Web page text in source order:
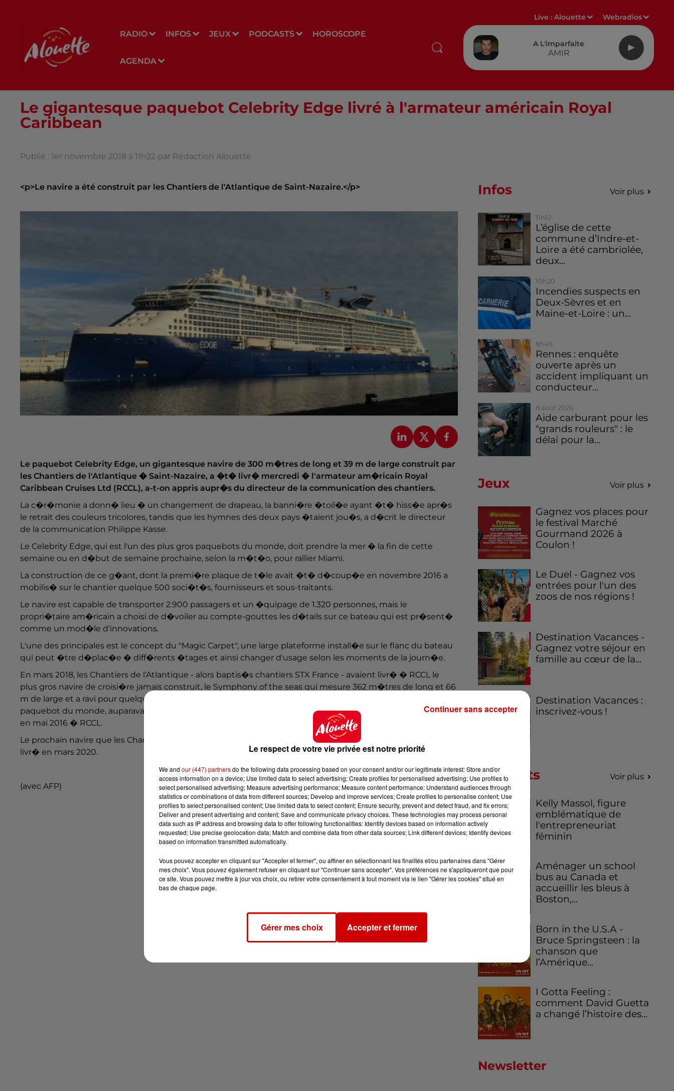
RADIO INFOS JEUX PODCASTS HOROSCOPE
AGENDA
Live :Alouette Webradios
A L'imparfaite
AMIR
Le gigantesque paquebot Celebrity Edge livré à l'armateur américain Royal
Caribbean
Publié : 1er novembre 2018 à 11h22 par Rédaction Alouette
Le paquebot Celebrity Edge, un gigantesque navire de 300 m�tres de long et 39 m de large construit par
les Chantiers de l'Atlantique � Saint-Nazaire, a �t� livr� mercredi � l'armateur am�ricain Royal
Caribbean Cruises Ltd (RCCL), a-t-on appris aupr�s du directeur de la communication des chantiers.
La c�r�monie a donn� lieu � un changement de drapeau, la banni�re �toil�e ayant �t� hiss�e apr�s
le retrait des couleurs tricolores, tandis que les hymnes des deux pays �taient jou�s, a d�crit le directeur
de la communication Philippe Kasse.
Le Celebrity Edge, qui est l'un des plus gros paquebots du monde, doit prendre la mer � la fin de cette
semaine ou en d�but de semaine prochaine, selon la m�t�o, pour rallier Miami.
La construction de ce g�ant, dont la premi�re plaque de t�le avait �t� d�coup�e en novembre 2016 a
mobilis� sur le chantier quelque 500 soci�t�s, fournisseurs et sous-traitants.
Le navire est capable de transporter 2.900 passagers et un �quipage de 1.320 personnes, mais le
propri�taire am�ricain a choisi de d�voiler au compte-gouttes les d�tails sur ce bateau qui est pr�sent�
comme un mod�le d'innovations.
L'une des principales est le concept du "Magic Carpet", une large plateforme install�e sur le flanc du bateau
qui peut �tre d�plac�e � diff�rents �tages et ainsi changer d'usage selon les moments de la journ�e.
En mars 2018, les Chantiers de l'Atlantique - alors baptis�s chantiers STX France - avaient livr� � RCCL le
plus gros navire de croisi�re jamais construit, le Symphony of the seas qui mesure 362 m�tres de long et 66
m de large et a ravi pour quelques m�tres et quelques cabines suppl�mentaires le titre du plus gros
paquebot du monde, auparavant d�tenu par son jumeau, Harmony of the seas, que STX France avait remis
en mai 2016 � RCCL.
Le prochain navire que les Chantiers de l'Atlantique pr�parent pour RCCL est le Celebrity Apex qui doit �tre
livr� en mars 2020.
(avec AFP)
Infos Voir plus
11h12
L’église de cette
commune d’Indre-et-
Loire a été cambriolée,
deux...
10h20
Incendies suspects en
Deux-Sèvres et en
Maine-et-Loire : un...
8h49
Rennes : enquête
ouverte après un
accident impliquant un
conducteur...
8 août 2026
Aide carburant pour les
"grands rouleurs" : le
délai pour la...
Jeux Voir plus
Gagnez vos places pour
le festival Marché
Gourmand 2026 à
Coulon !
Le Duel - Gagnez vos
entrées pour l'un des
zoos de nos régions !
Destination Vacances -
Gagnez votre séjour en
famille au cœur de la...
Destination Vacances :
inscrivez-vous !
Podcasts Voir plus
Kelly Massol, figure
emblématique de
l'entrepreneuriat
féminin
Aménager un school
bus au Canada et
accueillir les bleus à
Boston,...
Born in the U.S.A -
Bruce Springsteen : la
chanson que
l’Amérique...
I Gotta Feeling :
comment David Guetta
a changé l’histoire des...
Newsletter
Le respect de votre vie privée est notre priorité
We and our (447) partnersdo the following data processing based on your consent and/or our legitimate interest: Store and/or
access information on a device; Use limited data to select advertising; Create profiles for personalised advertising; Use profiles to
select personalised advertising; Measure advertising performance; Measure content performance; Understand audiences through
statistics or combinations of data from different sources; Develop and improve services; Create profiles to personalise content; Use
profiles to select personalised content; Use limited data to select content; Ensure security, prevent and detect fraud, and fix errors;
Deliver and present advertising and content; Save and communicate privacy choices. These technologies may process personal
data such as IP address and browsing data to offer following functionalities: Identify devices based on information actively
requested; Use precise geolocation data; Match and combine data from other data sources; Link different devices; Identify devices
based on information transmitted automatically.
Vous pouvez accepter en cliquant sur "Accepter et fermer", ou affiner en sélectionnant les finalités et/ou partenaires dans "Gérer
mes choix". Vous pouvez également refuser en cliquant sur "Continuer sans accepter". Vos préférences ne s'appliqueront que pour
ce site. Vous pouvez mettre à jour vos choix, ou retirer votre consentement à tout moment via le lien "Gérer les cookies" situé en
bas de chaque page.
Gérer mes choix Accepter et fermer
Continuer sans accepter